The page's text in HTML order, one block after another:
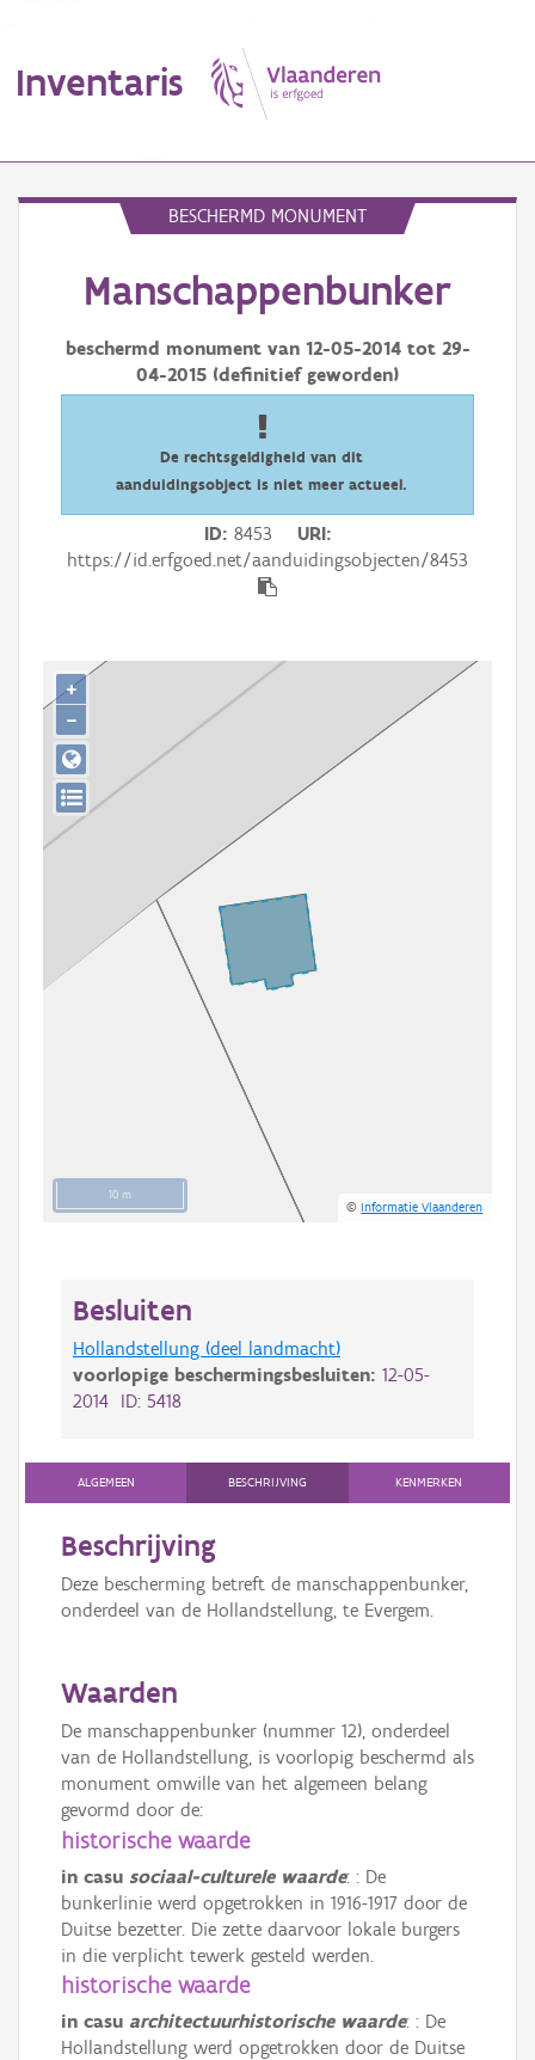
Inventaris
Erfgoedobject
Aanduidingsobject
Waarneming
Persoon of collectief
Aanmelden
BESCHERMD MONUMENT
Manschappenbunker
beschermd monument van 12-05-2014tot 29-
04-2015 (definitief geworden)
De rechtsgeldigheid van dit
aanduidingsobject is niet meer actueel.
ID 8453
URI
https://id.erfgoed.net/aanduidingsobjecten/8453
10 m
©Informatie Vlaanderen
+
−
Besluiten
Hollandstellung (deel landmacht)
voorlopige beschermingsbesluiten: 12-05-
2014 ID: 5418
ALGEMEEN BESCHRIJVING KENMERKEN
Beschrijving
Deze bescherming betreft de manschappenbunker,
onderdeel van de Hollandstellung, te Evergem.
Waarden
De manschappenbunker (nummer 12), onderdeel
van de Hollandstellung, is voorlopig beschermd als
monument omwille van het algemeen belang
gevormd door de:
historische waarde
in casu sociaal-culturele waarde: : De
bunkerlinie werd opgetrokken in 1916-1917 door de
Duitse bezetter. Die zette daarvoor lokale burgers
in die verplicht tewerk gesteld werden.
historische waarde
in casu architectuurhistorische waarde: : De
Hollandstellung werd opgetrokken door de Duitse